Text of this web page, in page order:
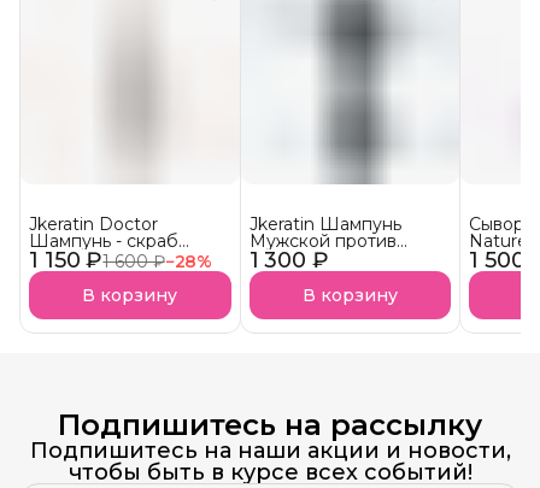
1 150 ₽1 600 ₽−28%
Jkeratin Doctor
Шампунь - скраб
Doctor СКОРО В
НАЛИЧИИ!
В корзину
1 300 ₽
Jkeratin Шампунь
Мужской против
выпадения волос
JMan СКОРО В
НАЛИЧИИ!В корзину
1 500
Nature
волос
Подпишитесь на рассылку
Подпишитесь на наши акции и новости,
чтобы быть в курсе всех событий!